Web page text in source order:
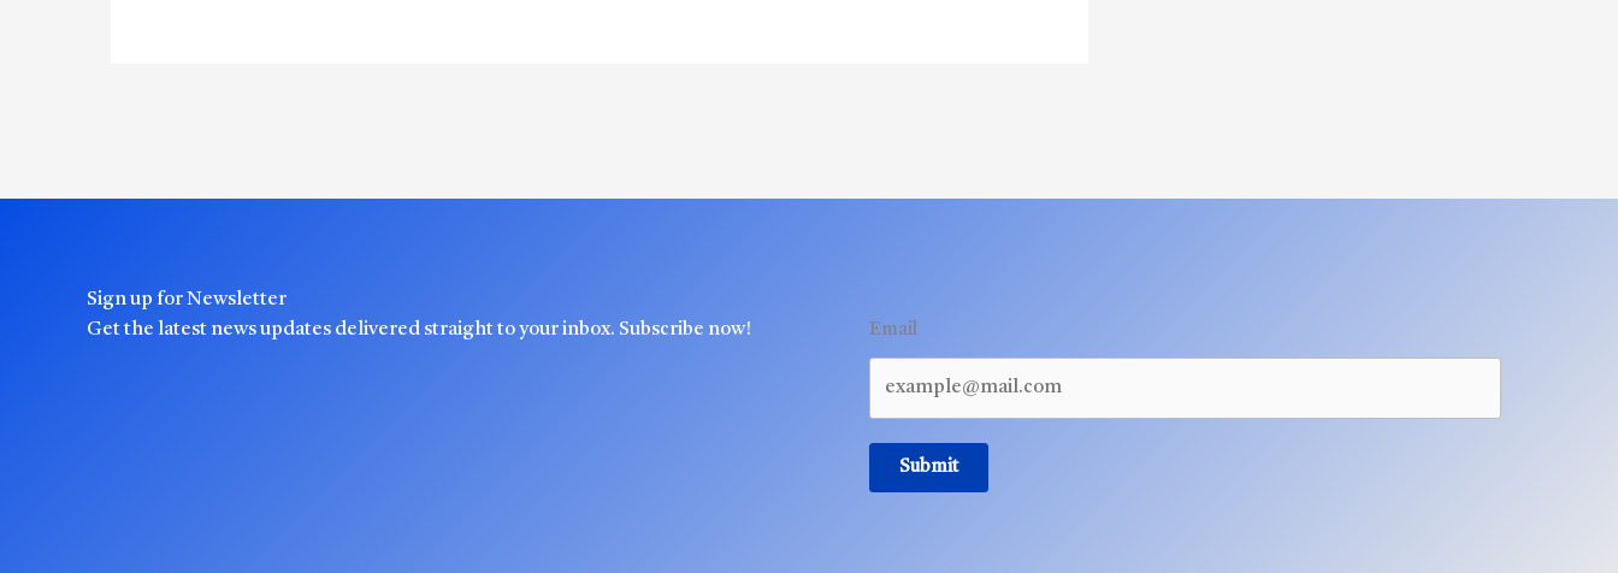
Sign up for Newsletter
Get the latest news updates delivered straight to your inbox. Subscribe now!
Email
Submit